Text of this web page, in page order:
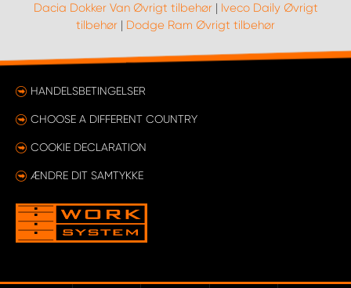
Dacia Dokker Van Øvrigt tilbehør| Iveco Daily Øvrigt
tilbehør | Dodge Ram Øvrigt tilbehør
HANDELSBETINGELSER
CHOOSE A DIFFERENT COUNTRY
COOKIE DECLARATION
ÆNDRE DIT SAMTYKKE